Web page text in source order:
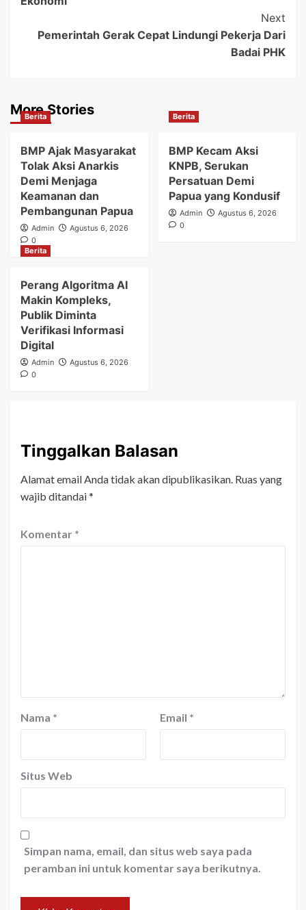
Next
Pemerintah Gerak Cepat Lindungi Pekerja Dari
Badai PHK
More Stories
Berita
BMP Ajak Masyarakat
Tolak Aksi Anarkis
Demi Menjaga
Keamanan dan
Pembangunan Papua
Admin
Agustus 6, 2026
0
Berita
BMP Kecam Aksi
KNPB, Serukan
Persatuan Demi
Papua yang Kondusif
Admin
Agustus 6, 2026
0
Berita
Perang Algoritma AI
Makin Kompleks,
Publik Diminta
Verifikasi Informasi
Digital
Admin
Agustus 6, 2026
0
Tinggalkan Balasan
Alamat email Anda tidak akan dipublikasikan. Ruas yang
wajib ditandai*
Komentar *
Nama * Email *
Situs Web
Simpan nama, email, dan situs web saya pada
peramban ini untuk komentar saya berikutnya.